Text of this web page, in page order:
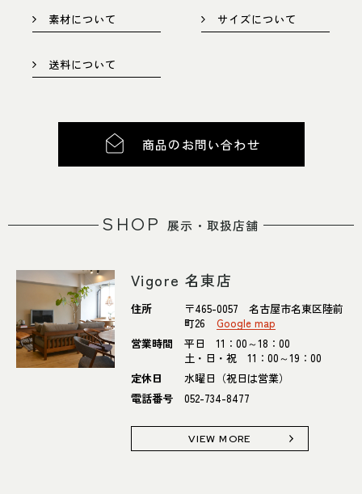
土・日・祝 11：00～19：00
定休日
水曜日（祝日は営業）
052-734-8477
素材について サイズについて
送料について
商品のお問い合わせ
SHOP展示・取扱店舗
Vigore 名東店
住所
〒465-0057 名古屋市名東区陸前
町26
Google map
営業時間
平日 11：00～18：00
土・日・祝 11：00～19：00
定休日
水曜日（祝日は営業）
電話番号
052-734-8477
VIEW MORE